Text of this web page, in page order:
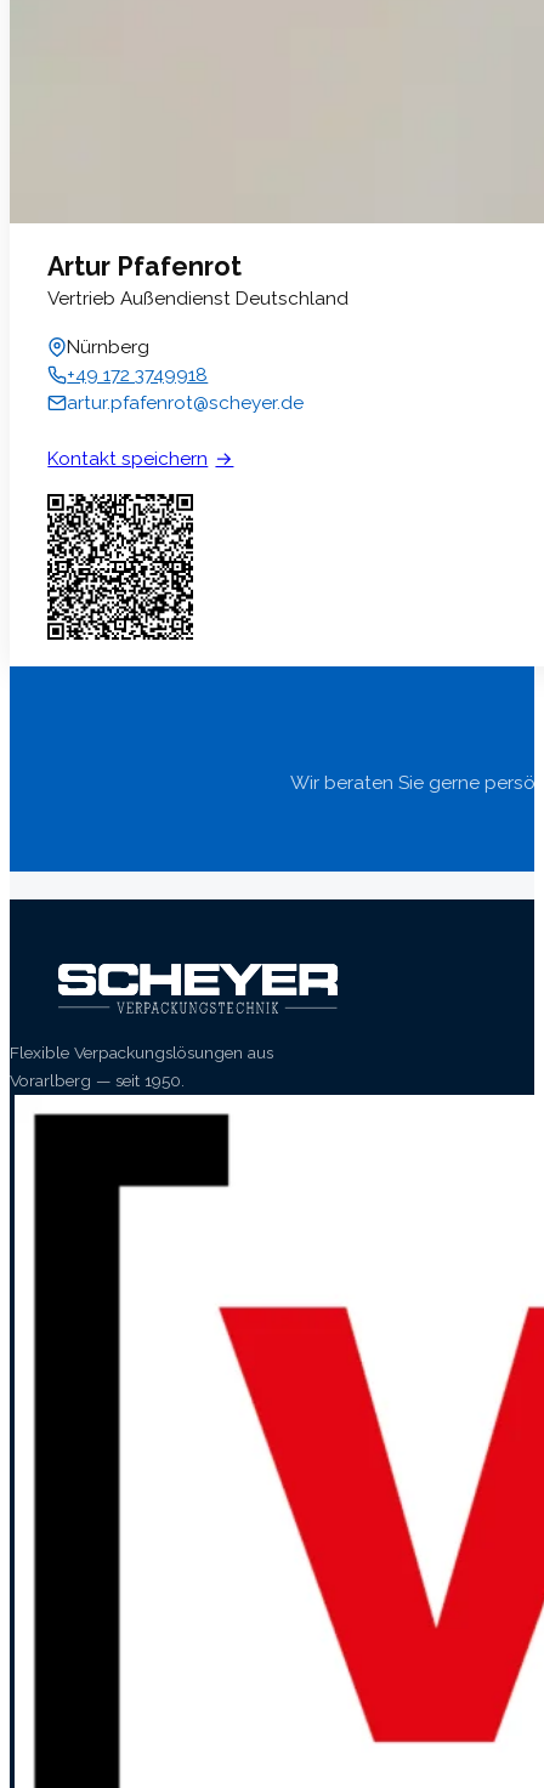
Artur Pfafenrot
Vertrieb Außendienst Deutschland
Nürnberg
+49 172 3749918
artur.pfafenrot@scheyer.de
Kontakt speichern
Wir beraten Sie gerne
Flexible Verpackungslösungen aus
Vorarlberg — seit 1950.